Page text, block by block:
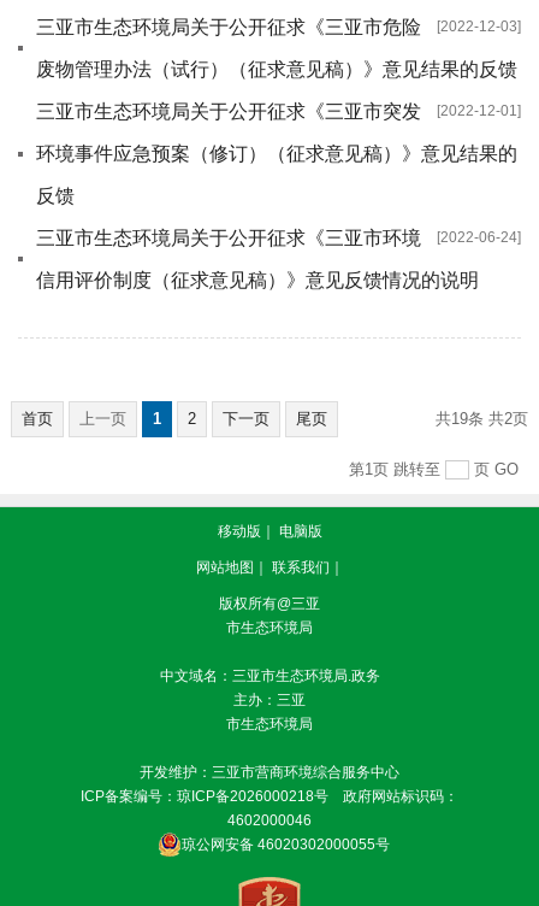
[2022-12-03]
三亚市生态环境局关于公开征求《三亚市危险
废物管理办法（试行）（征求意见稿）》意见结果的反馈
[2022-12-01]
三亚市生态环境局关于公开征求《三亚市突发
环境事件应急预案（修订）（征求意见稿）》意见结果的
反馈
[2022-06-24]
三亚市生态环境局关于公开征求《三亚市环境
信用评价制度（征求意见稿）》意见反馈情况的说明
首页 上一页 1 2 下一页 尾页 共2页
共19条
跳转至 页 GO
第1页
移动版 ｜ 电脑版
网站地图 ｜ 联系我们 ｜
版权所有@三亚
市生态环境局
中文域名：三亚市生态环境局.政务
主办：三亚
市生态环境局
开发维护：三亚市营商环境综合服务中心
ICP备案编号： 琼ICP备2026000218号
政府网站标识码：
4602000046
琼公网安备 46020302000055号